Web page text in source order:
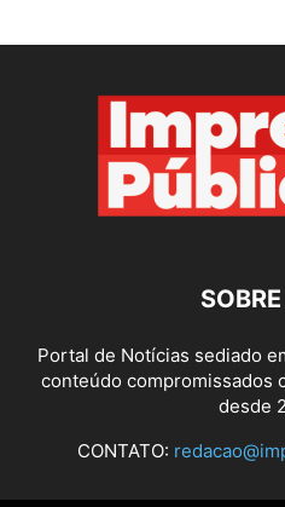
Portal de Notícias sediado
conteúdo compromissados
desde
CONTATO: